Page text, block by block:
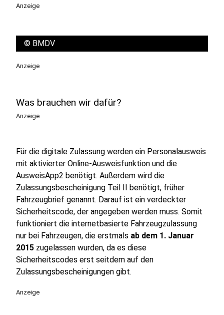
Anzeige
© BMDV
Anzeige
Was brauchen wir dafür?
Anzeige
Für die digitale Zulassung werden ein Personalausweis
mit aktivierter Online-Ausweisfunktion und die
AusweisApp2 benötigt. Außerdem wird die
Zulassungsbescheinigung Teil II benötigt, früher
Fahrzeugbrief genannt. Darauf ist ein verdeckter
Sicherheitscode, der angegeben werden muss. Somit
funktioniert die internetbasierte Fahrzeugzulassung
nur bei Fahrzeugen, die erstmals ab dem 1. Januar
2015 zugelassen wurden, da es diese
Sicherheitscodes erst seitdem auf den
Zulassungsbescheinigungen gibt.
Anzeige